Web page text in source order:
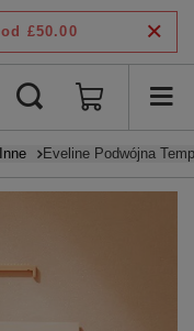
od £50.00
Inne Eveline Podwójna